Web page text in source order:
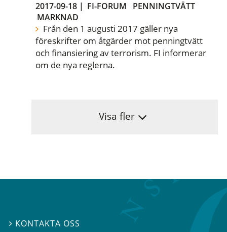
2017-09-18 | FI-FORUM
PENNINGTVÄTT
MARKNAD
Från den 1 augusti 2017 gäller nya
föreskrifter om åtgärder mot penningtvätt
och finansiering av terrorism. FI informerar
om de nya reglerna.
Visa fler
 KONTAKTA OSS